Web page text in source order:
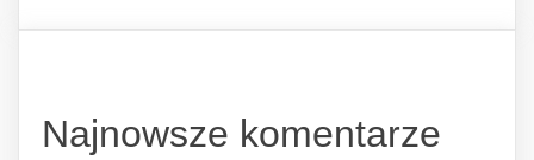
Najnowsze komentarze